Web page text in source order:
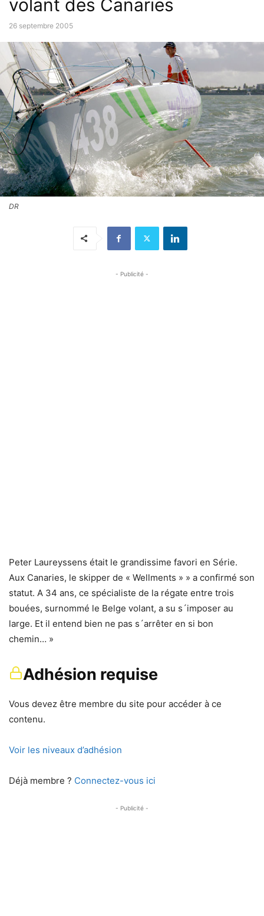
volant des Canaries
26 septembre 2005
DR
- Publicité -
Peter Laureyssens était le grandissime favori en Série.
Aux Canaries, le skipper de « Wellments » » a confirmé son
statut. A 34 ans, ce spécialiste de la régate entre trois
bouées, surnommé le Belge volant, a su s´imposer au
large. Et il entend bien ne pas s´arrêter en si bon
chemin… »
Adhésion requise
Vous devez être membre du site pour accéder à ce
contenu.
Voir les niveaux d’adhésion
Déjà membre ? Connectez-vous ici
- Publicité -